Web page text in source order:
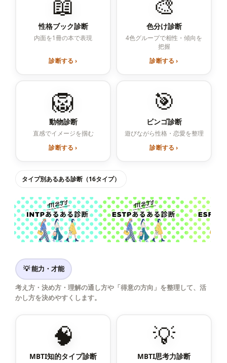
性格ブック診断
内面を1冊の本で表現
診断する ›
色分け診断
4色グループで相性・傾向を
把握
診断する ›
🦁
動物診断
直感でイメージを掴む
診断する ›
🎯
ビンゴ診断
遊びながら性格・恋愛を整理
診断する ›
タイプ別あるある診断（16タイプ）
💡 能力・才能
考え方・決め方・理解の通し方や「得意の方向」を整理して、活
かし方を決めやすくします。
🧠
MBTI知的タイプ診断
💡
MBTI思考力診断